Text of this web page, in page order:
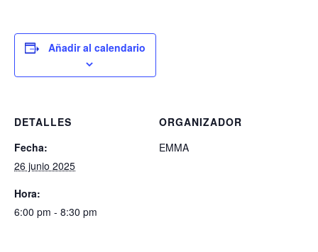
Añadir al calendario
DETALLES
Fecha:
26 junio 2025
Hora:
6:00 pm - 8:30 pm
ORGANIZADOR
EMMA